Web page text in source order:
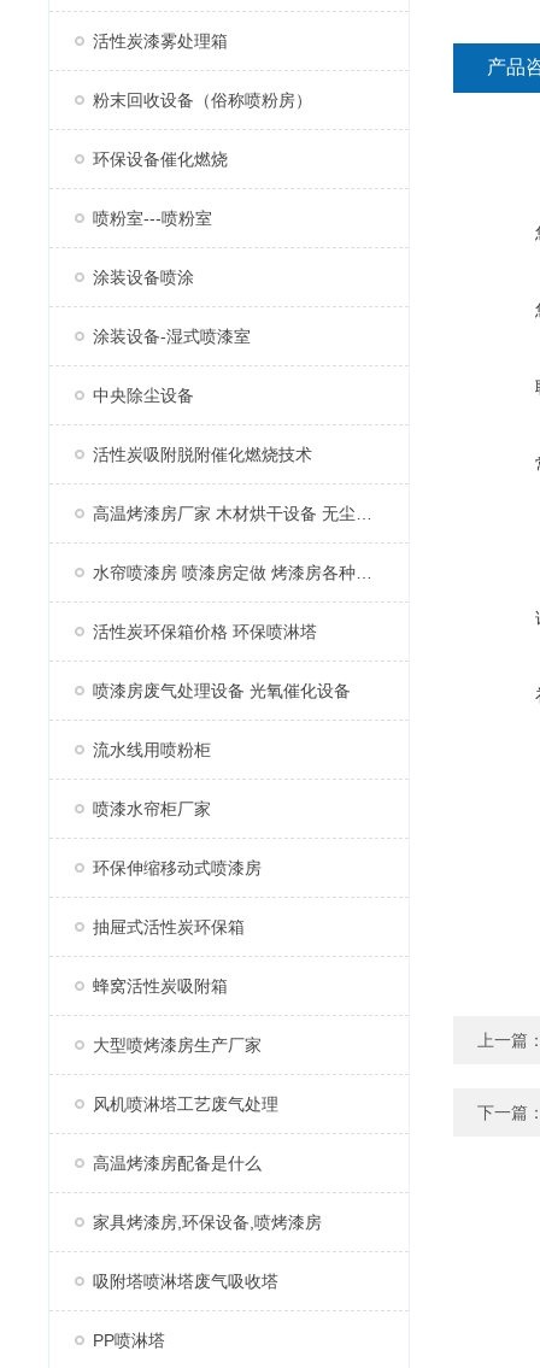
活性炭漆雾处理箱
粉末回收设备（俗称喷粉房）
环保设备催化燃烧
喷粉室---喷粉室
涂装设备喷涂
涂装设备-湿式喷漆室
中央除尘设备
活性炭吸附脱附催化燃烧技术
活性炭环保箱价格 环保喷淋塔
喷漆房废气处理设备 光氧催化设备
流水线用喷粉柜
喷漆水帘柜厂家
环保伸缩移动式喷漆房
抽屉式活性炭环保箱
蜂窝活性炭吸附箱
大型喷烤漆房生产厂家
风机喷淋塔工艺废气处理
高温烤漆房配备是什么
家具烤漆房,环保设备,喷烤漆房
吸附塔喷淋塔废气吸收塔
PP喷淋塔
产品
上一篇
下一篇